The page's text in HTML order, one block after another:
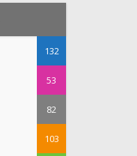
132
53
82
103